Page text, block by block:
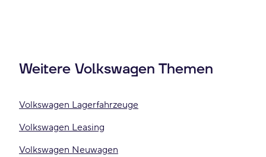
Weitere Volkswagen Themen
Volkswagen Lagerfahrzeuge
Volkswagen Leasing
Volkswagen Neuwagen